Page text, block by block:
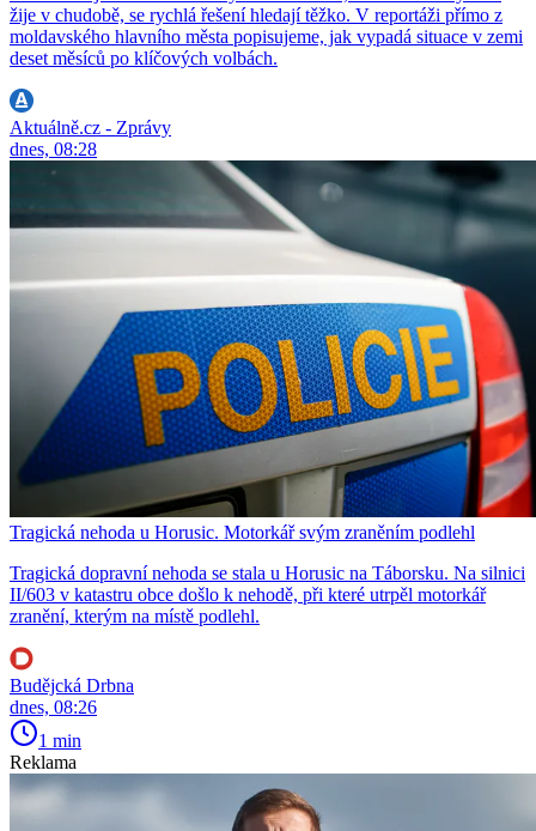
žije v chudobě, se rychlá řešení hledají těžko. V reportáži přímo z
moldavského hlavního města popisujeme, jak vypadá situace v zemi
deset měsíců po klíčových volbách.
Aktuálně.cz - Zprávy
dnes, 08:28
Tragická nehoda u Horusic. Motorkář svým zraněním podlehl
Tragická dopravní nehoda se stala u Horusic na Táborsku. Na silnici
II/603 v katastru obce došlo k nehodě, při které utrpěl motorkář
zranění, kterým na místě podlehl.
Budějcká Drbna
dnes, 08:26
1 min
Reklama